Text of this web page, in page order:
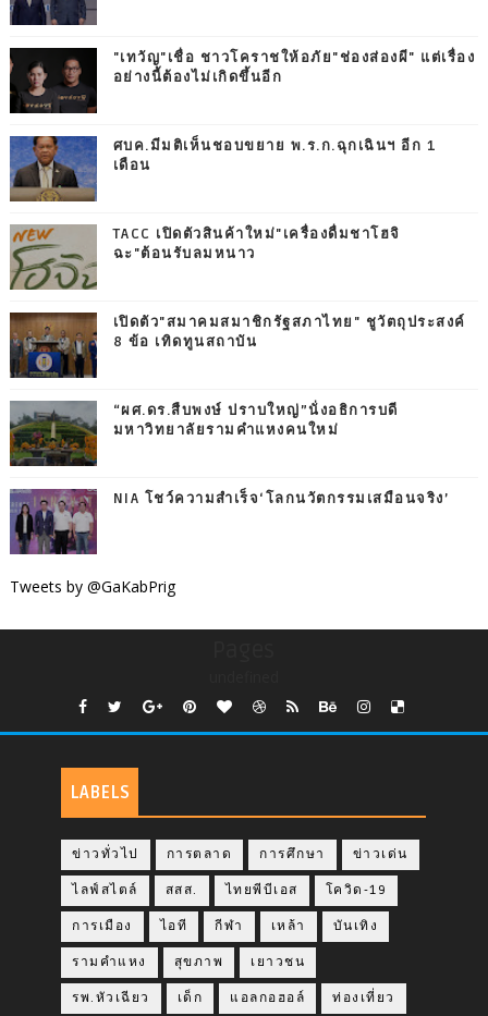
"เทวัญ"เชื่อ ชาวโคราชให้อภัย"ช่องส่องผี" แต่เรื่อง
อย่างนี้ต้องไม่เกิดขึ้นอีก
ศบค.มีมติเห็นชอบขยาย พ.ร.ก.ฉุกเฉินฯ อีก 1
เดือน
TACC เปิดตัวสินค้าใหม่"เครื่องดื่มชาโฮจิ
ฉะ"ต้อนรับลมหนาว
เปิดตัว"สมาคมสมาชิกรัฐสภาไทย" ชูวัตถุประสงค์
8 ข้อ เทิดทูนสถาบัน
“ผศ.ดร.สืบพงษ์ ปราบใหญ่”นั่งอธิการบดี
มหาวิทยาลัยรามคำแหงคนใหม่
NIA โชว์ความสำเร็จ‘โลกนวัตกรรมเสมือนจริง’
Tweets by @GaKabPrig
LABELS
ข่าวทั่วไป การตลาด การศึกษา ข่าวเด่น
ไลฟ์สไตล์ สสส. ไทยพีบีเอส โควิด-19
การเมือง ไอที กีฬา เหล้า บันเทิง
รามคำแหง สุขภาพ เยาวชน
รพ.หัวเฉียว เด็ก แอลกอฮอล์ ท่องเที่ยว